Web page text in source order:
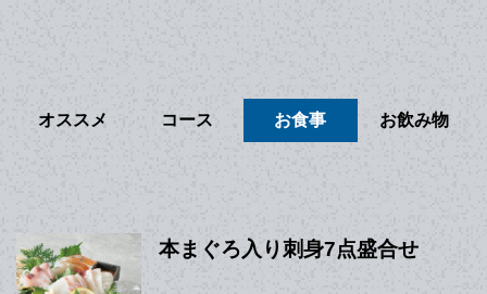
オススメ コース お食事 お飲み物
本まぐろ入り刺身7点盛合せ